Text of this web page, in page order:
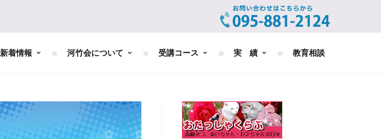
新着情報 河竹会について 受講コース 実 績 教育相談